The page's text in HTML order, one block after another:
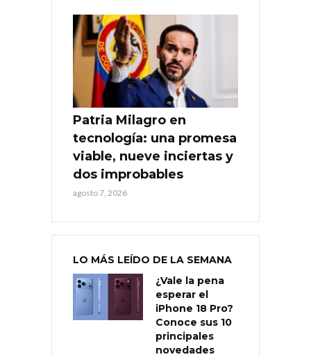
Patria Milagro en
tecnología: una promesa
viable, nueve inciertas y
dos improbables
agosto 7, 2026
LO MÁS LEÍDO DE LA SEMANA
¿Vale la pena
esperar el
iPhone 18 Pro?
Conoce sus 10
principales
novedades